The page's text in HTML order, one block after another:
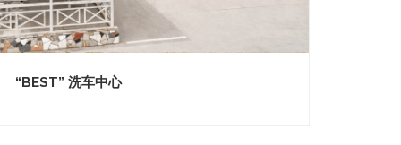
“BEST” 洗车中心